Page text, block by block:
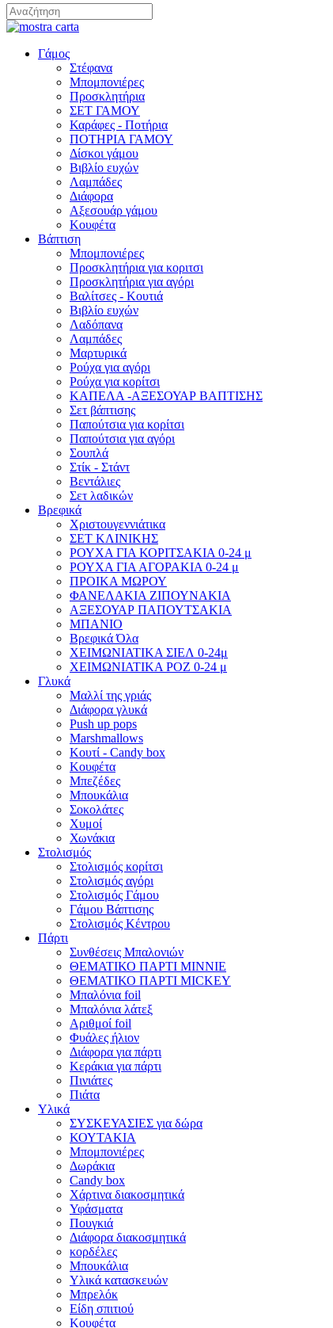
Γάμος
Στέφανα
Μπομπονιέρες
Προσκλητήρια
ΣΕΤ ΓΑΜΟΥ
Καράφες - Ποτήρια
ΠΟΤΗΡΙΑ ΓΑΜΟΥ
Δίσκοι γάμου
Βιβλίο ευχών
Λαμπάδες
Διάφορα
Αξεσουάρ γάμου
Κουφέτα
Βάπτιση
Μπομπονιέρες
Προσκλητήρια για κοριτσι
Προσκλητήρια για αγόρι
Βαλίτσες - Κουτιά
Βιβλίο ευχών
Λαδόπανα
Λαμπάδες
Μαρτυρικά
Ρούχα για αγόρι
Ρούχα για κορίτσι
ΚΑΠΕΛΑ -ΑΞΕΣΟΥΑΡ ΒΑΠΤΙΣΗΣ
Σετ βάπτισης
Παπούτσια για κορίτσι
Παπούτσια για αγόρι
Σουπλά
Στίκ - Στάντ
Βεντάλιες
Σετ λαδικών
Βρεφικά
Χριστουγεννιάτικα
ΣΕΤ ΚΛΙΝΙΚΗΣ
ΡΟΥΧΑ ΓΙΑ ΚΟΡΙΤΣΑΚΙΑ 0-24 μ
ΡΟΥΧΑ ΓΙΑ ΑΓΟΡΑΚΙΑ 0-24 μ
ΠΡΟΙΚΑ ΜΩΡΟΥ
ΦΑΝΕΛΑΚΙΑ ΖΙΠΟΥΝΑΚΙΑ
ΑΞΕΣΟΥΑΡ ΠΑΠΟΥΤΣΑΚΙΑ
ΜΠΑΝΙΟ
Βρεφικά Όλα
ΧΕΙΜΩΝΙΑΤΙΚΑ ΣΙΕΛ 0-24μ
ΧΕΙΜΩΝΙΑΤΙΚΑ ΡΟΖ 0-24 μ
Γλυκά
Μαλλί της γριάς
Διάφορα γλυκά
Push up pops
Marshmallows
Κουτί - Candy box
Κουφέτα
Μπεζέδες
Μπουκάλια
Σοκολάτες
Χυμοί
Χωνάκια
Στολισμός
Στολισμός κορίτσι
Στολισμός αγόρι
Στολισμός Γάμου
Γάμου Βάπτισης
Στολισμός Κέντρου
Πάρτι
Συνθέσεις Μπαλονιών
ΘΕΜΑΤΙΚΟ ΠΑΡΤΙ ΜΙΝΝΙΕ
ΘΕΜΑΤΙΚΟ ΠΑΡΤΙ MICKEY
Μπαλόνια foil
Μπαλόνια λάτεξ
Αριθμοί foil
Φυάλες ήλιον
Διάφορα για πάρτι
Κεράκια για πάρτι
Πινιάτες
Πιάτα
Υλικά
ΣΥΣΚΕΥΑΣΙΕΣ για δώρα
ΚΟΥΤΑΚΙΑ
Μπομπονιέρες
Δωράκια
Candy box
Χάρτινα διακοσμητικά
Υφάσματα
Πουγκιά
Διάφορα διακοσμητικά
κορδέλες
Μπουκάλια
Υλικά κατασκευών
Μπρελόκ
Είδη σπιτιού
Κουφέτα